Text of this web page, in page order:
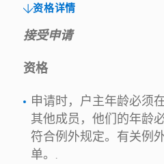
资格详情
接受申请
资格
申请时，户主年龄必须
其他成员，他们的年龄
符合例外规定。有关例
单。.